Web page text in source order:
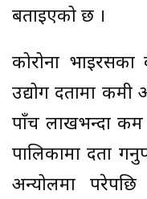
बताइएको छ ।
कोरोना
उद्योग दर्तामा
पाँच लाखभन्दा कम
पालिकामा दर्ता
अन्योलमा